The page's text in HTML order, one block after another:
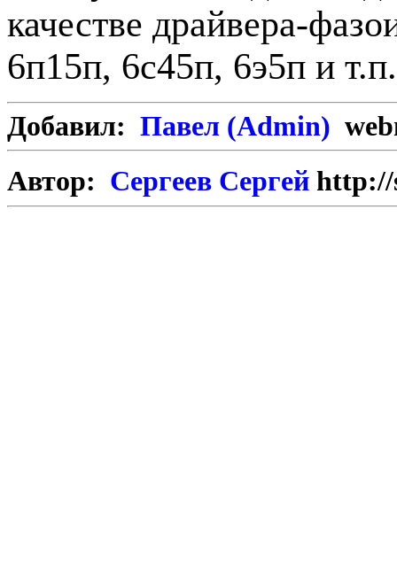
качестве драйвера-
6п15п, 6с45п, 6э5п и т.п.
Добавил: Павел (Admin)
Автор: Сергеев Сергей http://